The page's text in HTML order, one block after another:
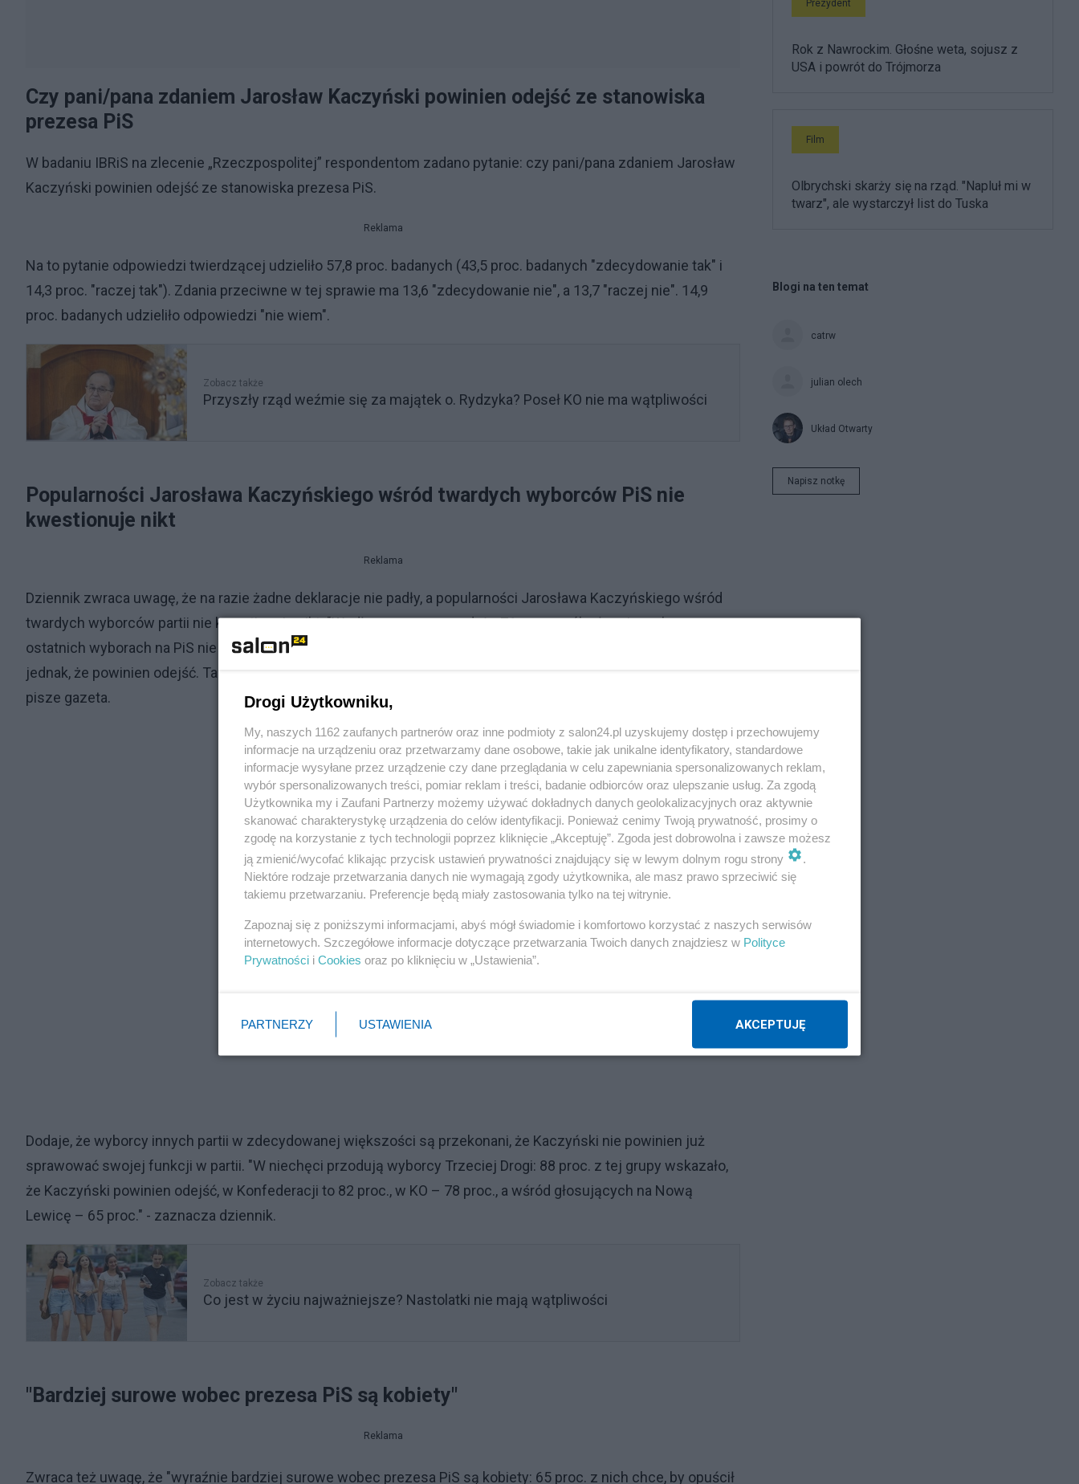
Czy pani/pana zdaniem Jarosław Kaczyński powinien odejść ze stanowiska
prezesa PiS
W badaniu IBRiS na zlecenie „Rzeczpospolitej” respondentom zadano pytanie: czy pani/pana zdaniem Jarosław
Kaczyński powinien odejść ze stanowiska prezesa PiS.
Reklama
Na to pytanie odpowiedzi twierdzącej udzieliło 57,8 proc. badanych (43,5 proc. badanych "zdecydowanie tak" i
14,3 proc. "raczej tak"). Zdania przeciwne w tej sprawie ma 13,6 "zdecydowanie nie", a 13,7 "raczej nie". 14,9
proc. badanych udzieliło odpowiedzi "nie wiem".
Zobacz także
Przyszły rząd weźmie się za majątek o. Rydzyka? Poseł KO nie ma wątpliwości
Popularności Jarosława Kaczyńskiego wśród twardych wyborców PiS nie
kwestionuje nikt
Reklama
Dziennik zwraca uwagę, że na razie żadne deklaracje nie padły, a popularności Jarosława Kaczyńskiego wśród
twardych wyborców partii nie kwestionuje nikt. "Według naszego sondażu 71 proc. osób głosujących w
ostatnich wyborach na PiS nie chce (raczej lub zdecydowanie), by opuścił stanowisko. 21 proc. wskazuje
jednak, że powinien odejść. Taki pozytywny dla prezesa wynik możliwy jest tylko w jego własnym elektoracie" -
pisze gazeta.
Dodaje, że wyborcy innych partii w zdecydowanej większości są przekonani, że Kaczyński nie powinien już
sprawować swojej funkcji w partii. "W niechęci przodują wyborcy Trzeciej Drogi: 88 proc. z tej grupy wskazało,
że Kaczyński powinien odejść, w Konfederacji to 82 proc., w KO – 78 proc., a wśród głosujących na Nową
Lewicę – 65 proc." - zaznacza dziennik.
Zobacz także
Co jest w życiu najważniejsze? Nastolatki nie mają wątpliwości
"Bardziej surowe wobec prezesa PiS są kobiety"
Reklama
Zwraca też uwagę, że "wyraźnie bardziej surowe wobec prezesa PiS są kobiety: 65 proc. z nich chce, by opuścił
Prezydent
Rok z Nawrockim. Głośne weta, sojusz z
USA i powrót do Trójmorza
Film
Olbrychski skarży się na rząd. "Napluł mi w
twarz", ale wystarczył list do Tuska
Blogi na ten temat
catrw
julian olech
Układ Otwarty
Napisz notkę
Drogi Użytkowniku,
My, naszych 1162 zaufanych partnerów oraz inne podmioty z salon24.pl uzyskujemy dostęp i przechowujemy
informacje na urządzeniu oraz przetwarzamy dane osobowe, takie jak unikalne identyfikatory, standardowe
informacje wysyłane przez urządzenie czy dane przeglądania w celu zapewniania spersonalizowanych reklam,
wybór spersonalizowanych treści, pomiar reklam i treści, badanie odbiorców oraz ulepszanie usług. Za zgodą
Użytkownika my i Zaufani Partnerzy możemy używać dokładnych danych geolokalizacyjnych oraz aktywnie
skanować charakterystykę urządzenia do celów identyfikacji. Ponieważ cenimy Twoją prywatność, prosimy o
zgodę na korzystanie z tych technologii poprzez kliknięcie „Akceptuję”. Zgoda jest dobrowolna i zawsze możesz
ją zmienić/wycofać klikając przycisk ustawień prywatności znajdujący się w lewym dolnym rogu strony
.
Niektóre rodzaje przetwarzania danych nie wymagają zgody użytkownika, ale masz prawo sprzeciwić się
takiemu przetwarzaniu. Preferencje będą miały zastosowania tylko na tej witrynie.
Zapoznaj się z poniższymi informacjami, abyś mógł świadomie i komfortowo korzystać z naszych serwisów
internetowych. Szczegółowe informacje dotyczące przetwarzania Twoich danych znajdziesz w Polityce
Prywatności i Cookies oraz po kliknięciu w „Ustawienia”.
PARTNERZY USTAWIENIA AKCEPTUJĘ